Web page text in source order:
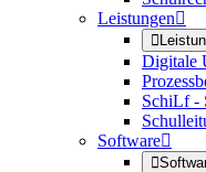
Leistungen

Digitale
SchiLf -
Software
